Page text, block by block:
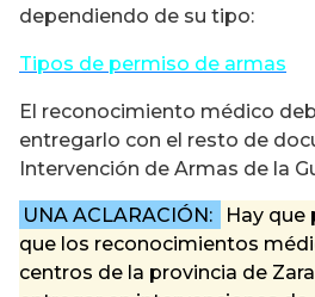
dependiendo de su tipo:
Tipos de permiso de armas
El reconocimiento médico
entregarlo con el resto de
Intervención de Armas de la
UNA ACLARACIÓN:
Hay que
que los reconocimientos
centros de la provincia de